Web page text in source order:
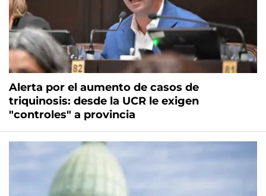
Alerta por el aumento de casos de
triquinosis: desde la UCR le exigen
"controles" a provincia